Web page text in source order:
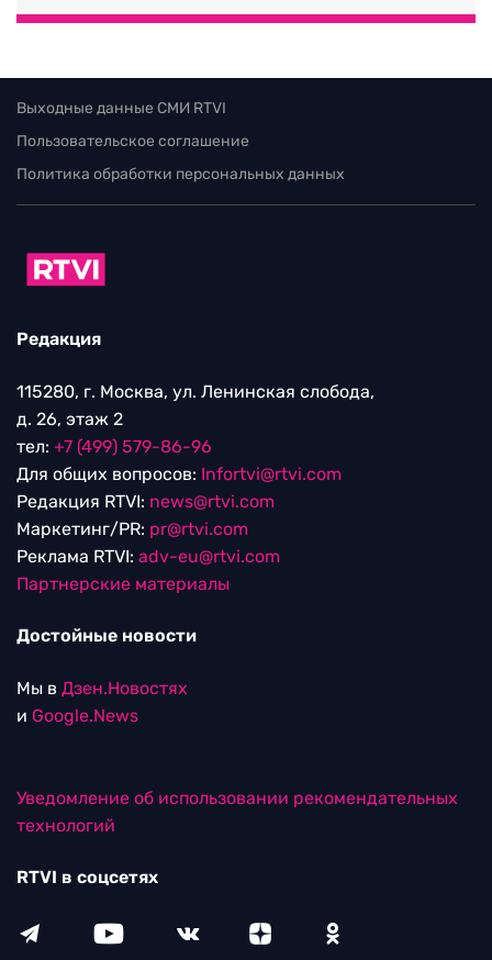
Выходные данные СМИ RTVI
Пользовательское соглашение
Политика обработки персональных данных
Редакция
115280, г. Москва, ул. Ленинская слобода,
д. 26, этаж 2
тел: +7 (499) 579-86-96
Для общих вопросов: Infortvi@rtvi.com
Редакция RTVI: news@rtvi.com
Маркетинг/PR: pr@rtvi.com
Реклама RTVI: adv-eu@rtvi.com
Партнерские материалы
Достойные новости
Мы в Дзен.Новостях
и Google.News
Уведомление об использовании рекомендательных
технологий
RTVI в соцсетях